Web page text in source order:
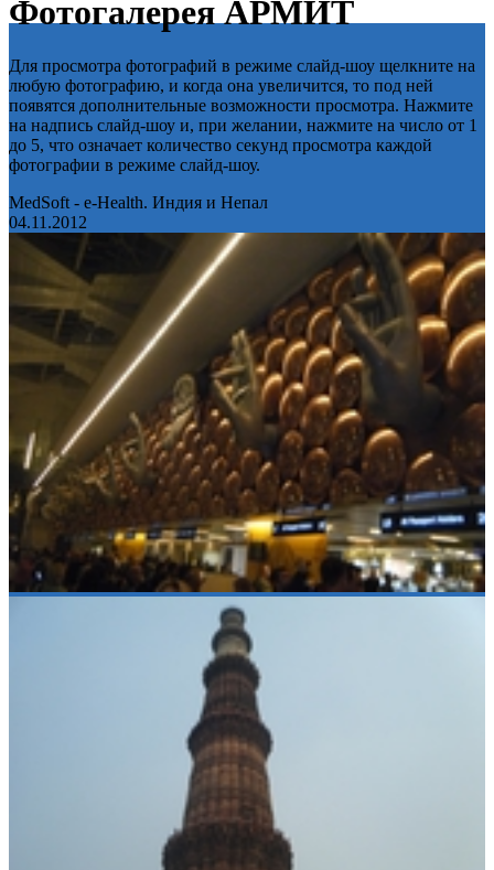
Фотогалерея АРМИТ
Для просмотра фотографий в режиме слайд-шоу щелкните на
любую фотографию, и когда она увеличится, то под ней
появятся дополнительные возможности просмотра. Нажмите
на надпись слайд-шоу и, при желании, нажмите на число от 1
до 5, что означает количество секунд просмотра каждой
фотографии в режиме слайд-шоу.
MedSoft - e-Health. Индия и Непал
04.11.2012